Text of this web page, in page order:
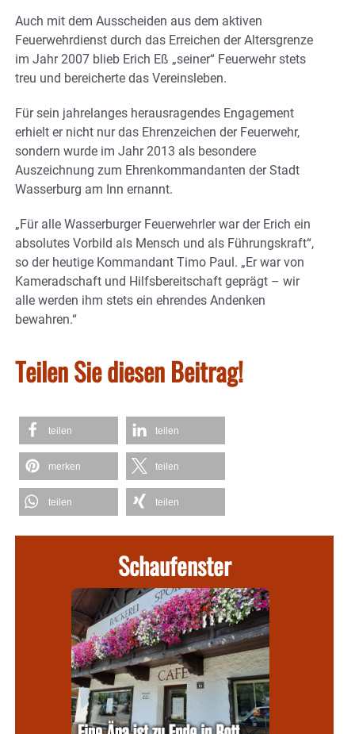
Auch mit dem Ausscheiden aus dem aktiven
Feuerwehrdienst durch das Erreichen der Altersgrenze
im Jahr 2007 blieb Erich Eß „seiner“ Feuerwehr stets
treu und bereicherte das Vereinsleben.
Für sein jahrelanges herausragendes Engagement
erhielt er nicht nur das Ehrenzeichen der Feuerwehr,
sondern wurde im Jahr 2013 als besondere
Auszeichnung zum Ehrenkommandanten der Stadt
Wasserburg am Inn ernannt.
„Für alle Wasserburger Feuerwehrler war der Erich ein
absolutes Vorbild als Mensch und als Führungskraft“,
so der heutige Kommandant Timo Paul. „Er war von
Kameradschaft und Hilfsbereitschaft geprägt – wir
alle werden ihm stets ein ehrendes Andenken
bewahren.“
Teilen Sie diesen Beitrag!
teilen teilen
merken teilen
teilen teilen
Schaufenster